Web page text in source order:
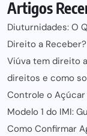
Artigos
Diuturnidades: O
Direito a Receber?
Viúva tem direito
direitos e como
Controle o Açúcar
Modelo 1 do IMI:
Como Confirmar